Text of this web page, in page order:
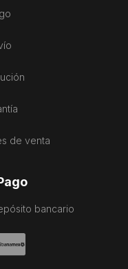
de venta
bancario